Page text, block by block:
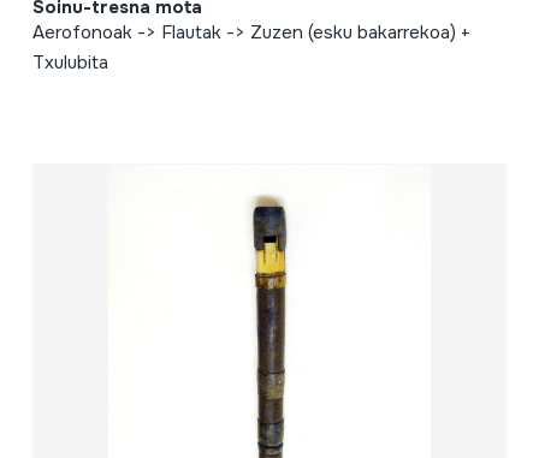
Soinu-tresna mota
Aerofonoak -> Flautak -> Zuzen (esku bakarrekoa) +
Txulubita